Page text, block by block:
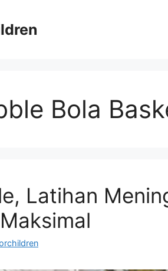
Bola
Latihan